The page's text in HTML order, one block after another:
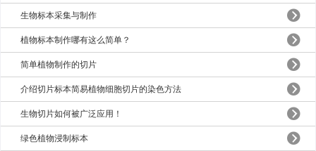
生物标本采集与制作
植物标本制作哪有这么简单？
简单植物制作的切片
介绍切片标本简易植物细胞切片的染色方法
生物切片如何被广泛应用！
绿色植物浸制标本